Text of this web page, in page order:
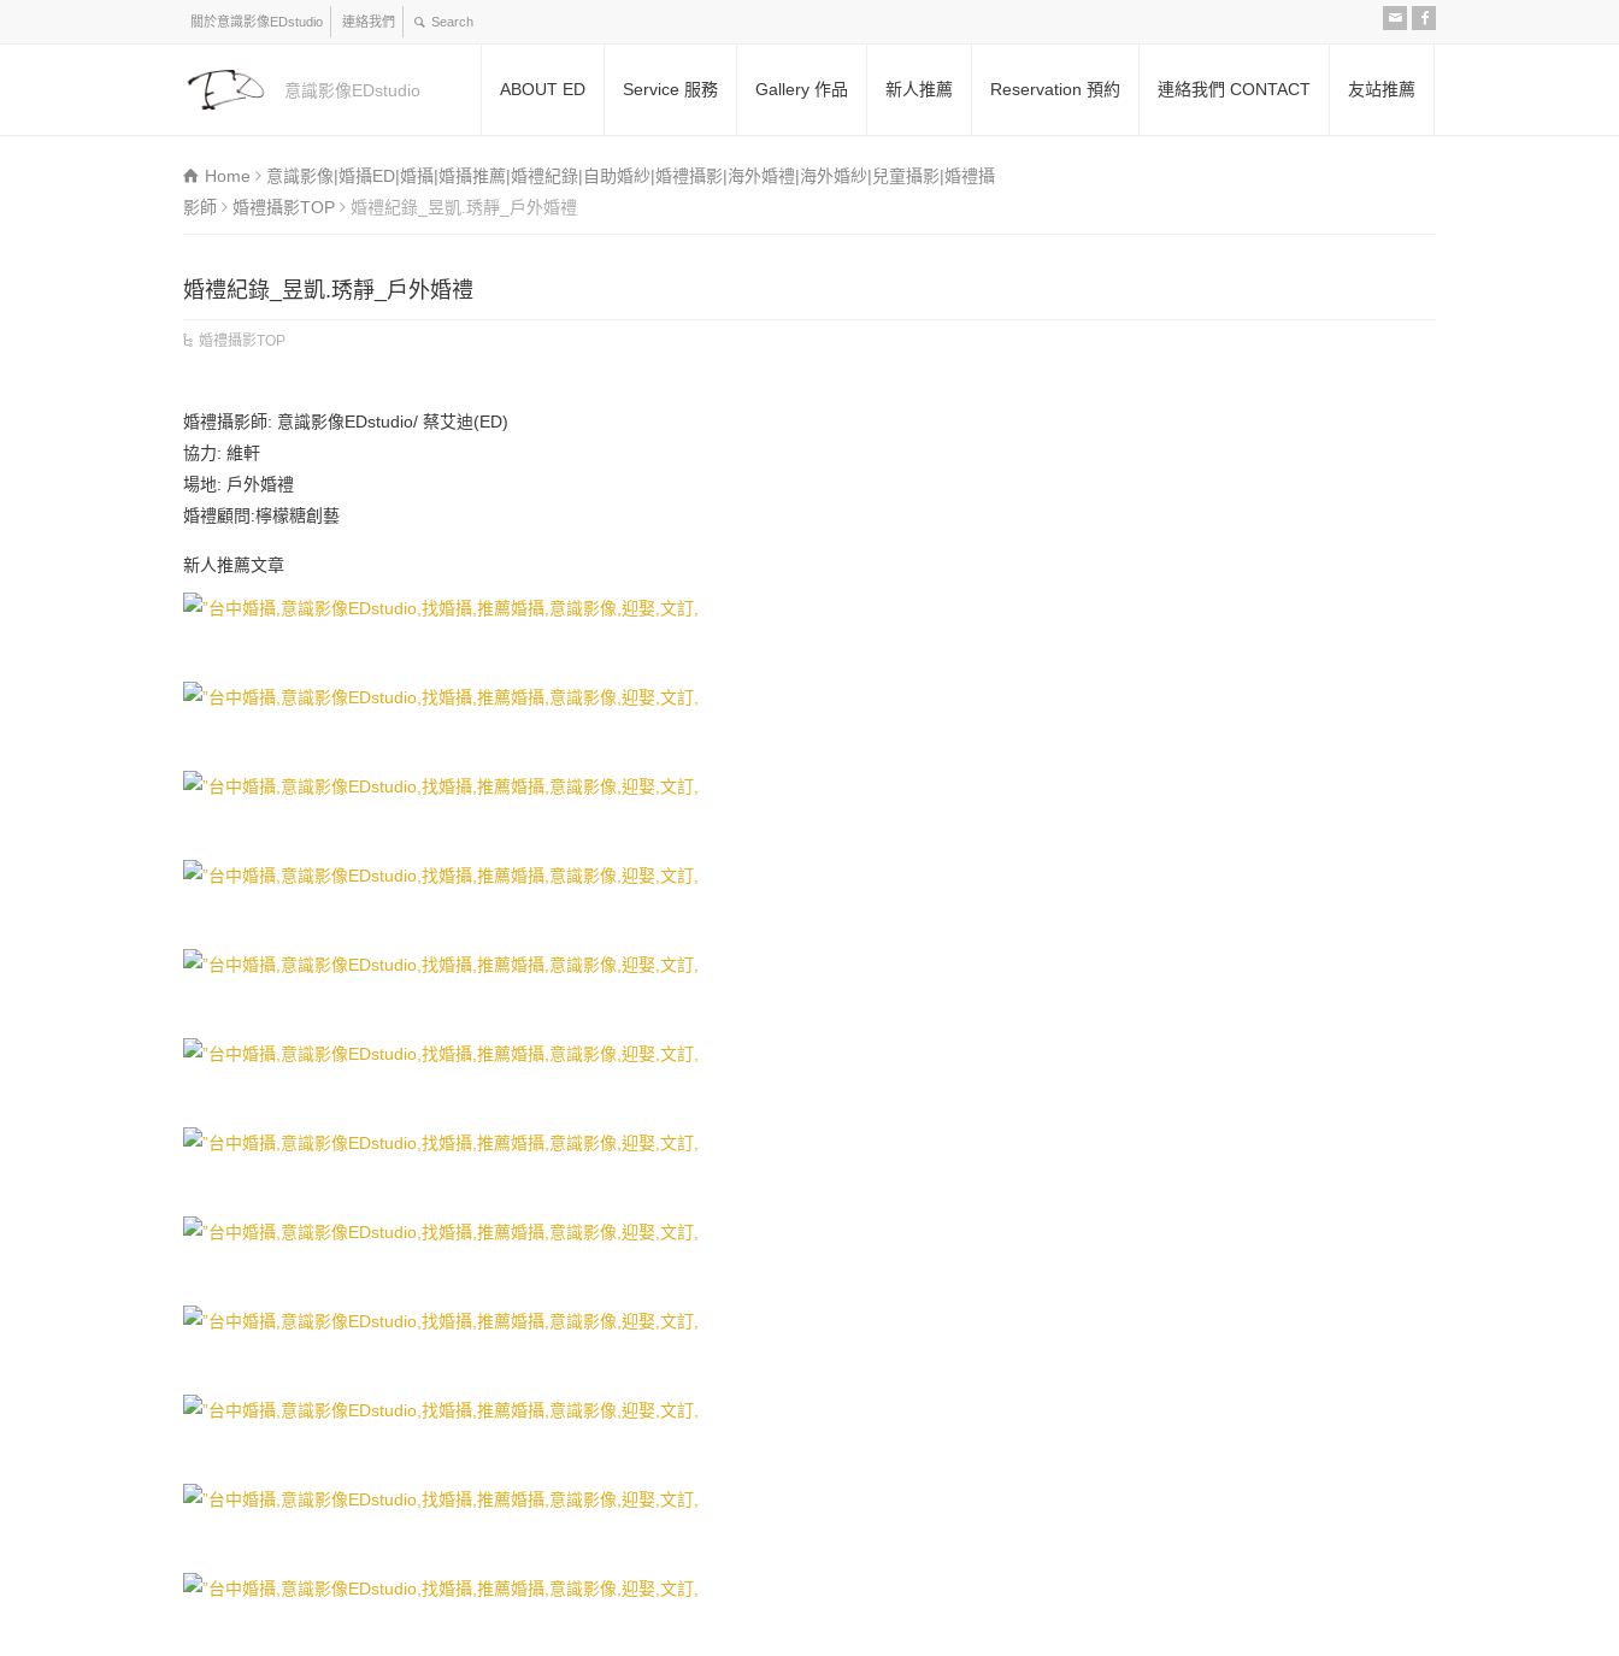
關於意識影像EDstudio 連絡我們
意識影像EDstudio ABOUT ED Service 服務 Gallery 作品 新人推薦 Reservation 預約 連絡我們 CONTACT 友站推薦
Home
意識影像|婚攝ED|婚攝|婚攝推薦|婚禮紀錄|自助婚紗|婚禮攝影|海外婚禮|海外婚紗|兒童攝影|婚禮攝
影師
婚禮攝影TOP 婚禮紀錄_昱凱.琇靜_戶外婚禮
婚禮紀錄_昱凱.琇靜_戶外婚禮
婚禮攝影TOP
婚禮攝影師: 意識影像EDstudio/ 蔡艾迪(ED)
協力: 維軒
場地: 戶外婚禮
婚禮顧問:檸檬糖創藝
新人推薦文章